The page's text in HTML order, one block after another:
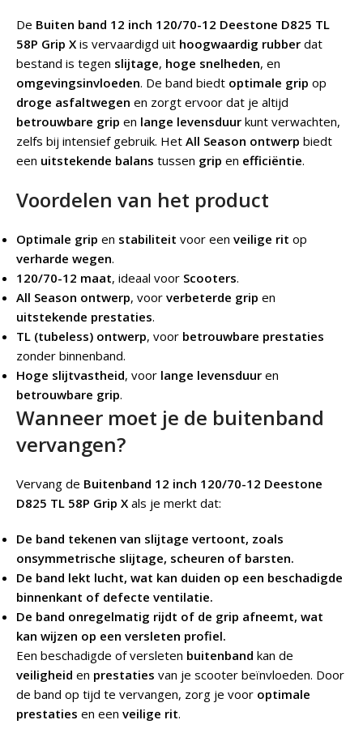
De Buiten band 12 inch 120/70-12 Deestone D825 TL
58P Grip X is vervaardigd uit hoogwaardig rubber dat
bestand is tegen slijtage, hoge snelheden, en
omgevingsinvloeden. De band biedt optimale grip op
droge asfaltwegen en zorgt ervoor dat je altijd
betrouwbare grip en lange levensduur kunt verwachten,
zelfs bij intensief gebruik. Het All Season ontwerp biedt
een uitstekende balans tussen grip en efficiëntie.
Voordelen van het product
Optimale grip en stabiliteit voor een veilige rit op
verharde wegen.
120/70-12 maat, ideaal voor Scooters.
All Season ontwerp, voor verbeterde grip en
uitstekende prestaties.
TL (tubeless) ontwerp, voor betrouwbare prestaties
zonder binnenband.
Hoge slijtvastheid, voor lange levensduur en
betrouwbare grip.
Wanneer moet je de buitenband
vervangen?
Vervang de Buitenband 12 inch 120/70-12 Deestone
D825 TL 58P Grip X als je merkt dat:
De band tekenen van slijtage vertoont, zoals
onsymmetrische slijtage, scheuren of barsten.
De band lekt lucht, wat kan duiden op een beschadigde
binnenkant of defecte ventilatie.
De band onregelmatig rijdt of de grip afneemt, wat
kan wijzen op een versleten profiel.
Een beschadigde of versleten buitenband kan de
veiligheid en prestaties van je scooter beïnvloeden. Door
de band op tijd te vervangen, zorg je voor optimale
prestaties en een veilige rit.